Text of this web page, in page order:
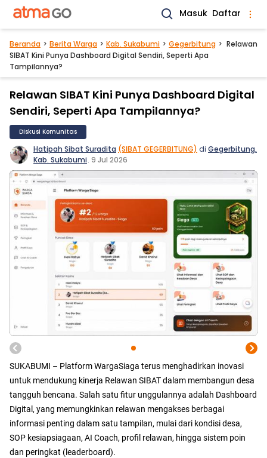
Masuk Daftar
Beranda Berita Warga Kab. Sukabumi Gegerbitung
Relawan
SIBAT Kini Punya Dashboard Digital Sendiri, Seperti Apa
Tampilannya?
Relawan SIBAT Kini Punya Dashboard Digital
Sendiri, Seperti Apa Tampilannya?
Diskusi Komunitas
Hatipah Sibat Suradita (SIBAT GEGERBITUNG) di Gegerbitung,
Kab. Sukabumi. 9 Jul 2026
SUKABUMI – Platform WargaSiaga terus menghadirkan inovasi
untuk mendukung kinerja Relawan SIBAT dalam membangun desa
tangguh bencana. Salah satu fitur unggulannya adalah Dashboard
Digital, yang memungkinkan relawan mengakses berbagai
informasi penting dalam satu tampilan, mulai dari kondisi desa,
SOP kesiapsiagaan, AI Coach, profil relawan, hingga sistem poin
dan peringkat (leaderboard).